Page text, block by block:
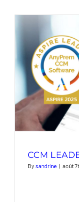
CCM
By sandrine | août